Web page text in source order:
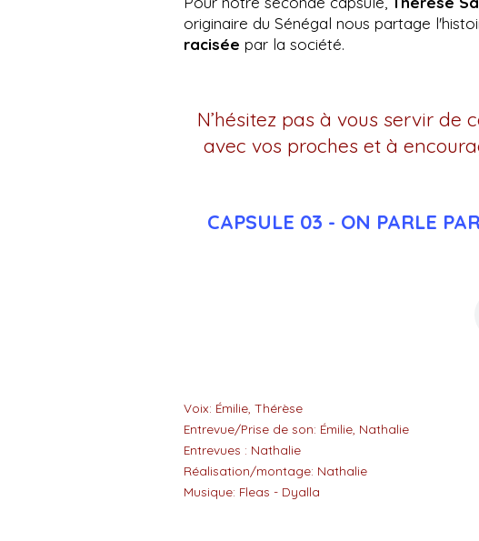
originaire du Sénégal nous partage
racisée par la société.
N’hésitez pas à vous servir
avec vos proches et à
CAPSULE 03 - ON PARLE
Voix: Émilie, Thérèse
Entrevue/Prise de son: Émilie, Nathalie
Entrevues : Nathalie
Réalisation/montage: Nathalie
Musique: Fleas - Dyalla